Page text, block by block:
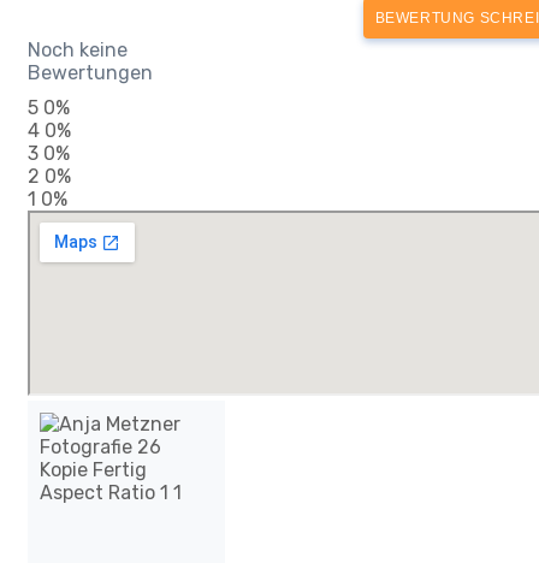
BEWERTUNG
Noch keine
Bewertungen
5 0%
4 0%
3 0%
2 0%
1 0%